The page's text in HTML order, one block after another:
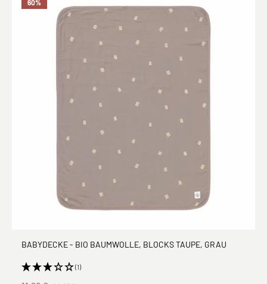
60%
BABYDECKE - BIO BAUMWOLLE, BLOCKS TAUPE, GRAU
(1)